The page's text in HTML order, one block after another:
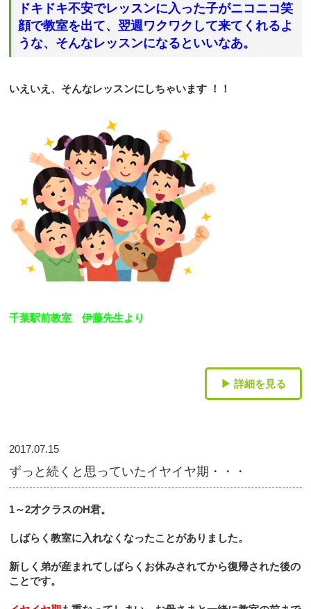
ドキドキ不安でレッスンに入った子がニコニコ笑
顔で教室を出て、翌週ワクワクして来てくれるよ
うな、そんなレッスンになるといいなあ。
いえいえ、そんなレッスンにしちゃいます ！！
千葉駅前教室 伊藤先生より
▶ 詳細を見る
2017.07.15
ずっと続くと思っていたイヤイヤ期・・・
1～2才クラスのH君。
しばらく教室に入れなくなったことがありました。
新しく弟が産まれてしばらくお休みされてから復帰された後の
ことです。